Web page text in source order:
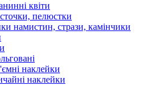
квіти
пелюстки
намистин, стрази, камінчики
наклейки
наклейки